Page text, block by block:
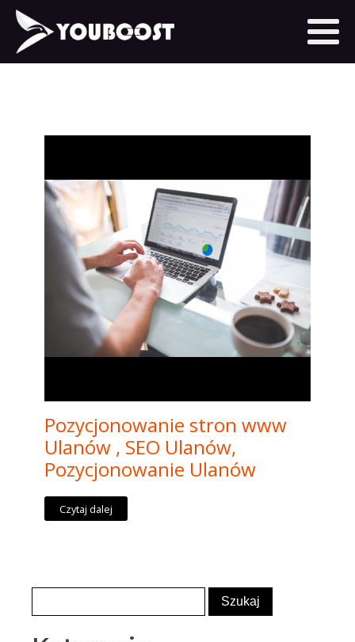
Pozycjonowanie stron www
Ulanów , SEO Ulanów,
Pozycjonowanie Ulanów
Czytaj dalej